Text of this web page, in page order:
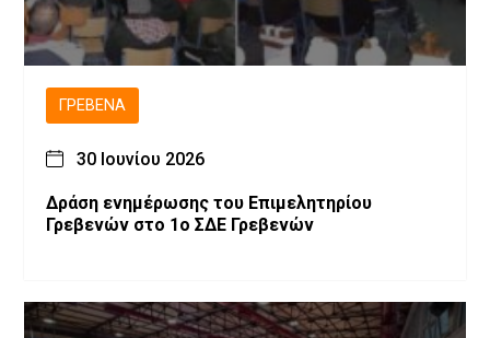
ΓΡΕΒΕΝΆ
30 Ιουνίου 2026
Δράση ενημέρωσης του Επιμελητηρίου
Γρεβενών στο 1ο ΣΔΕ Γρεβενών